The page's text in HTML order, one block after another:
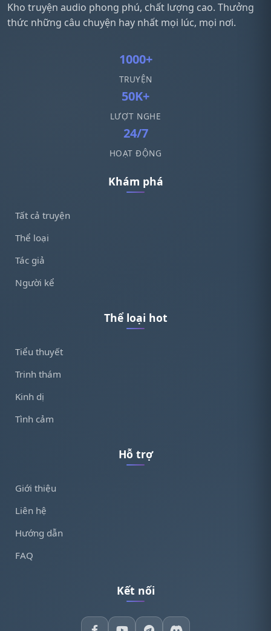
Kho truyện audio phong phú, chất lượng cao. Thưởng
thức những câu chuyện hay nhất mọi lúc, mọi nơi.
1000+
TRUYỆN
50K+
LƯỢT NGHE
24/7
HOẠT ĐỘNG
Khám phá
Tất cả truyện
Thể loại
Tác giả
Người kể
Thể loại hot
Tiểu thuyết
Trinh thám
Kinh dị
Tình cảm
Hỗ trợ
Giới thiệu
Liên hệ
Hướng dẫn
FAQ
Kết nối